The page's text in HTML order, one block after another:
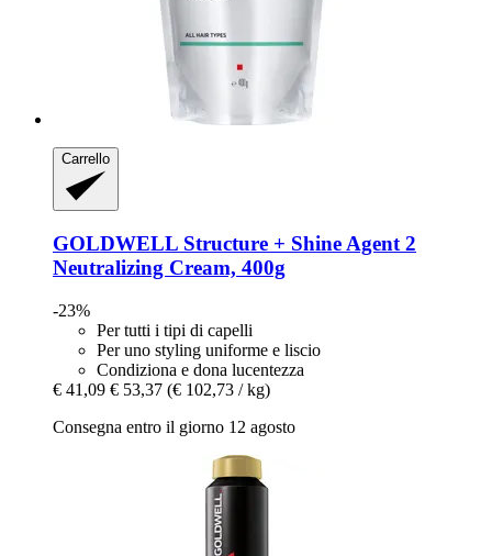
Carrello
GOLDWELL Structure + Shine Agent 2
Neutralizing Cream, 400g
-23%
Per tutti i tipi di capelli
Per uno styling uniforme e liscio
Condiziona e dona lucentezza
€ 41,09 € 53,37 (€ 102,73 / kg)
Consegna entro il giorno 12 agosto